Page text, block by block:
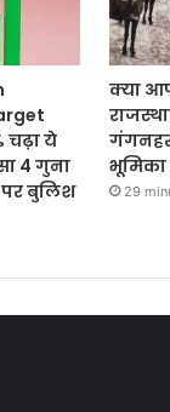
चढ़ा ये
4 गुना
बुलिश
क्या
भूमिका
29